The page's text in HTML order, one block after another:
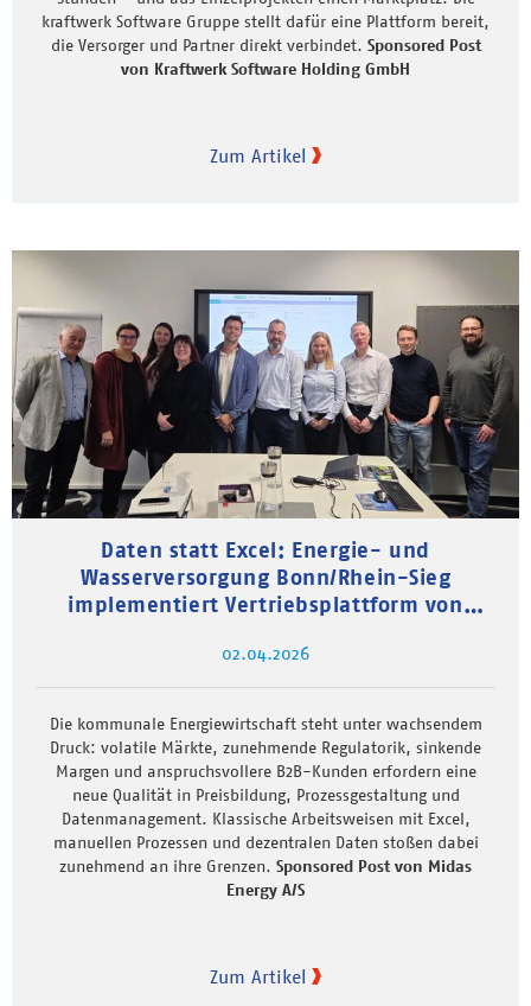
kraftwerk Software Gruppe stellt dafür eine Plattform bereit,
die Versorger und Partner direkt verbindet. Sponsored Post
von Kraftwerk Software Holding GmbH
Zum Artikel
Daten statt Excel: Energie- und
Wasserversorgung Bonn/Rhein-Sieg
implementiert Vertriebsplattform von
02.04.2026
Die kommunale Energiewirtschaft steht unter wachsendem
Druck: volatile Märkte, zunehmende Regulatorik, sinkende
Margen und anspruchsvollere B2B-Kunden erfordern eine
neue Qualität in Preisbildung, Prozessgestaltung und
Datenmanagement. Klassische Arbeitsweisen mit Excel,
manuellen Prozessen und dezentralen Daten stoßen dabei
zunehmend an ihre Grenzen. Sponsored Post von Midas
Energy A/S
Zum Artikel